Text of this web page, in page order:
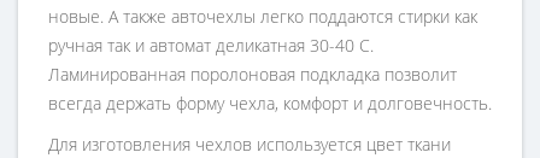
новые. А также авточехлы легко поддаются стирки как
ручная так и автомат деликатная 30-40 С.
Ламинированная поролоновая подкладка позволит
всегда держать форму чехла, комфорт и долговечность.
Для изготовления чехлов используется цвет ткани